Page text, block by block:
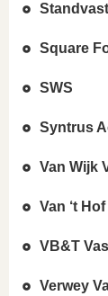
Square
SWS
Syntrus
Van Wijk
Van ‘t
VB&T
Verwey